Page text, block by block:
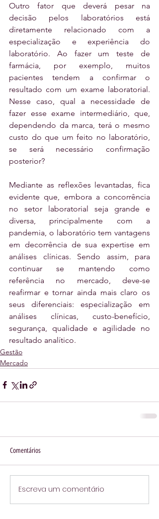
Outro fator que deverá pesar na
decisão pelos laboratórios está
diretamente relacionado com a
especialização e experiência do
laboratório. Ao fazer um teste de
farmácia, por exemplo, muitos
pacientes tendem a confirmar o
resultado com um exame laboratorial.
Nesse caso, qual a necessidade de
fazer esse exame intermediário, que,
dependendo da marca, terá o mesmo
custo do que um feito no laboratório,
se será necessário confirmação
posterior?
Mediante as reflexões levantadas, fica
evidente que, embora a concorrência
no setor laboratorial seja grande e
diversa, principalmente com a
pandemia, o laboratório tem vantagens
em decorrência de sua expertise em
análises clínicas. Sendo assim, para
continuar se mantendo como
referência no mercado, deve-se
reafirmar e tornar ainda mais claro os
seus diferenciais: especialização em
análises clínicas, custo-benefício,
segurança, qualidade e agilidade no
resultado analítico.
Gestão
Mercado
Comentários
Escreva um comentário